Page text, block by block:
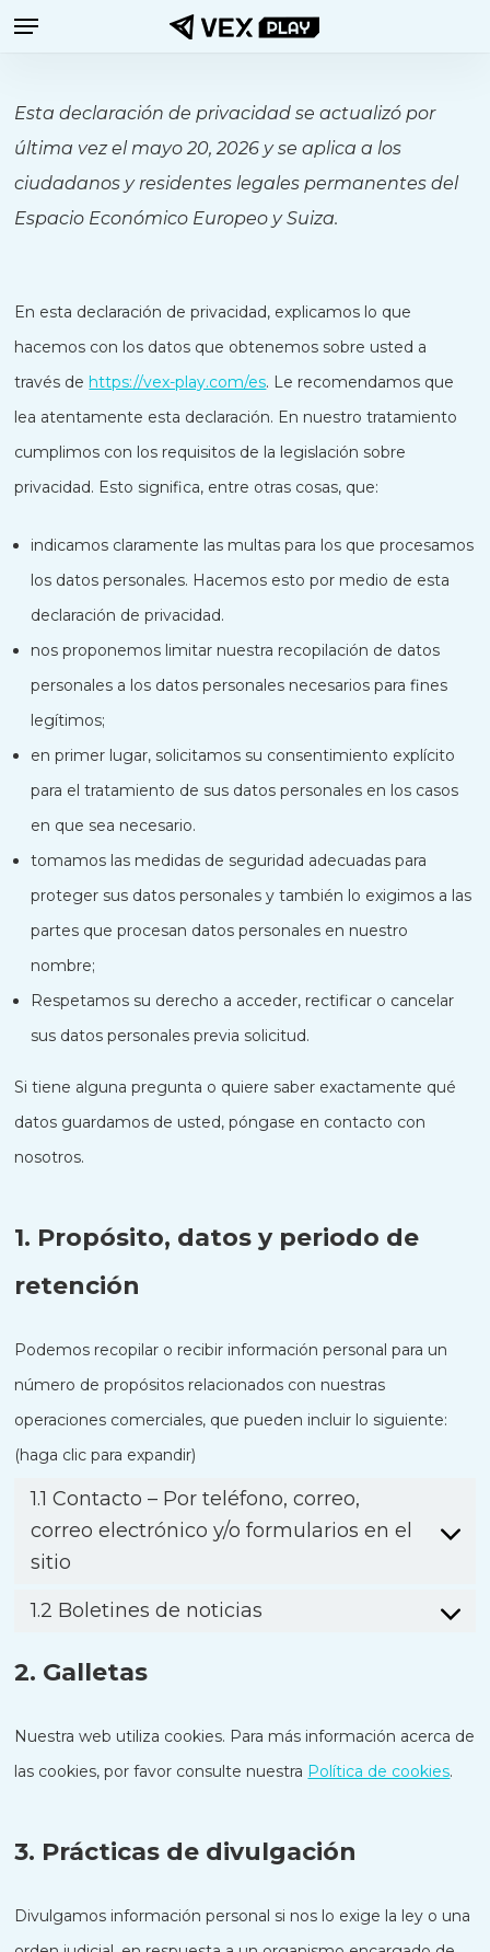
Saltar
principal
Menú
Esta declaración de privacidad se actualizó por
última vez el mayo 20, 2026 y se aplica a los
ciudadanos y residentes legales permanentes del
Espacio Económico Europeo y Suiza.
En esta declaración de privacidad, explicamos lo que
hacemos con los datos que obtenemos sobre usted a
través de https://vex-play.com/es. Le recomendamos que
lea atentamente esta declaración. En nuestro tratamiento
cumplimos con los requisitos de la legislación sobre
privacidad. Esto significa, entre otras cosas, que:
indicamos claramente las multas para los que procesamos
los datos personales. Hacemos esto por medio de esta
declaración de privacidad.
nos proponemos limitar nuestra recopilación de datos
personales a los datos personales necesarios para fines
legítimos;
en primer lugar, solicitamos su consentimiento explícito
para el tratamiento de sus datos personales en los casos
en que sea necesario.
tomamos las medidas de seguridad adecuadas para
proteger sus datos personales y también lo exigimos a las
partes que procesan datos personales en nuestro
nombre;
Respetamos su derecho a acceder, rectificar o cancelar
sus datos personales previa solicitud.
Si tiene alguna pregunta o quiere saber exactamente qué
datos guardamos de usted, póngase en contacto con
nosotros.
1. Propósito, datos y periodo de
retención
Podemos recopilar o recibir información personal para un
número de propósitos relacionados con nuestras
operaciones comerciales, que pueden incluir lo siguiente:
(haga clic para expandir)
1.1 Contacto – Por teléfono, correo,
correo electrónico y/o formularios en el
sitio
1.2 Boletines de noticias
2. Galletas
Nuestra web utiliza cookies. Para más información acerca de
las cookies, por favor consulte nuestra Política de cookies.
3. Prácticas de divulgación
Divulgamos información personal si nos lo exige la ley o una